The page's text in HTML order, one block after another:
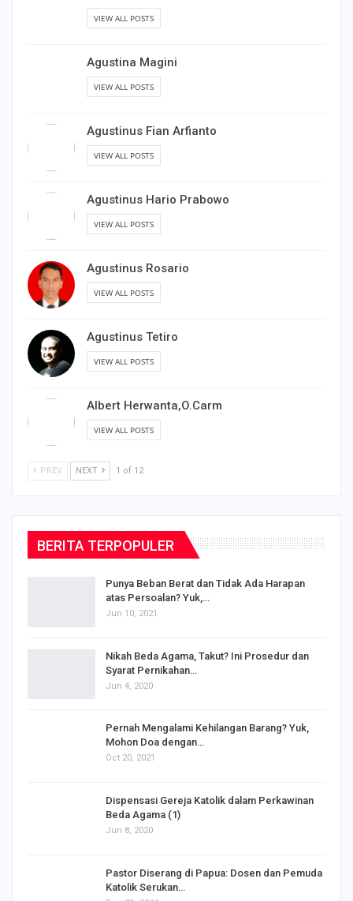
VIEW ALL POSTS
Agustina Magini
VIEW ALL POSTS
Agustinus Fian Arfianto
VIEW ALL POSTS
Agustinus Hario Prabowo
VIEW ALL POSTS
Agustinus Rosario
VIEW ALL POSTS
Agustinus Tetiro
VIEW ALL POSTS
Albert Herwanta,O.Carm
VIEW ALL POSTS
PREV NEXT 1 of 12
BERITA TERPOPULER
Punya Beban Berat dan Tidak Ada Harapan
atas Persoalan? Yuk,…
Jun 10, 2021
Nikah Beda Agama, Takut? Ini Prosedur dan
Syarat Pernikahan…
Jun 4, 2020
Pernah Mengalami Kehilangan Barang? Yuk,
Mohon Doa dengan…
Oct 20, 2021
Dispensasi Gereja Katolik dalam Perkawinan
Beda Agama (1)
Jun 8, 2020
Pastor Diserang di Papua: Dosen dan Pemuda
Katolik Serukan…